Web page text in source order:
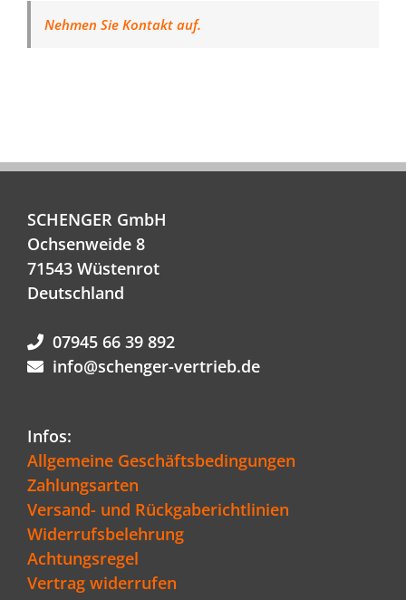
Nehmen Sie Kontakt auf.
SCHENGER GmbH
Ochsenweide 8
71543 Wüstenrot
Deutschland
07945 66 39 892
info@schenger-vertrieb.de
Infos:
Allgemeine Geschäftsbedingungen
Zahlungsarten
Versand- und Rückgaberichtlinien
Widerrufsbelehrung
Achtungsregel
Vertrag widerrufen